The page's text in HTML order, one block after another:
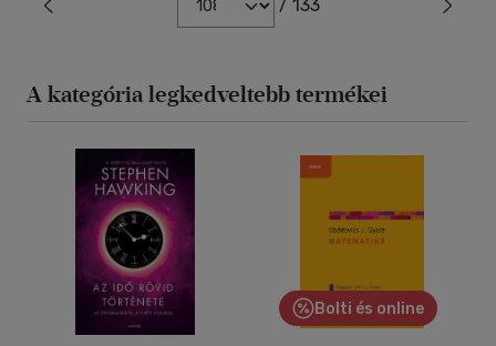
/ 133
A kategória legkedveltebb termékei
Bolti és online